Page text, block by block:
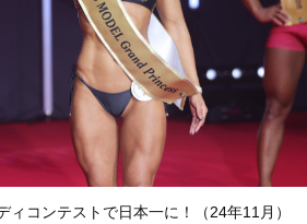
ィコンテストで日本一に！（24年11月）